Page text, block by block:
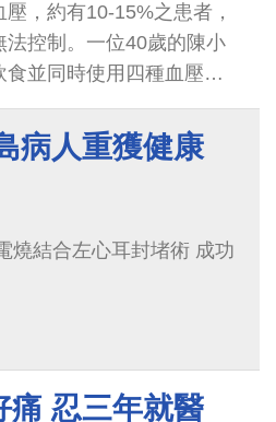
，約有10-15%之患者，
控制。一位40歲的陳小
並同時使用四種血壓
脹。
病人重獲健康
燒結合左心耳封堵術 成功
痛 忍三年就醫